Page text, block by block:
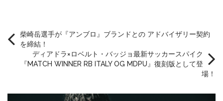
柴崎岳選手が『アンブロ』ブランドとの アドバイザリー契約
を締結！
ディアドラ×ロベルト・バッジョ最新サッカースパイク
『MATCH WINNER RB ITALY OG MDPU』復刻版として登
場！